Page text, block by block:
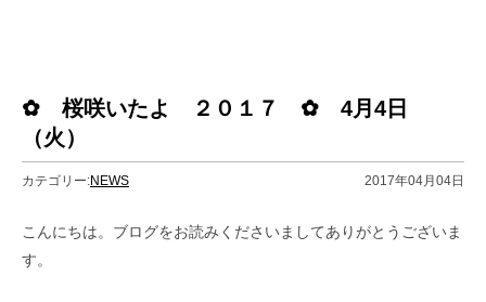
✿ 桜咲いたよ ２０１７ ✿ 4月4日
（火）
カテゴリー:NEWS 2017年04月04日
こんにちは。ブログをお読みくださいましてありがとうございま
す。